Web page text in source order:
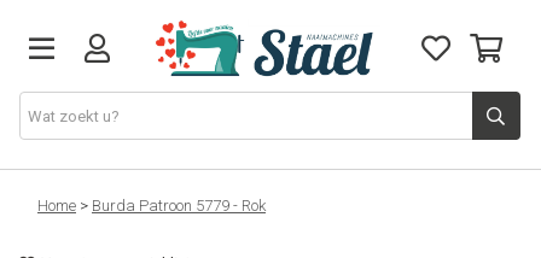
Machines
Home > Burda Patroon 5779 - Rok